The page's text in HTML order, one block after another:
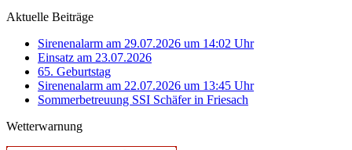
Aktuelle Beiträge
Sirenenalarm am 29.07.2026 um 14:02 Uhr
Einsatz am 23.07.2026
65. Geburtstag
Sirenenalarm am 22.07.2026 um 13:45 Uhr
Sommerbetreuung SSI Schäfer in Friesach
Wetterwarnung